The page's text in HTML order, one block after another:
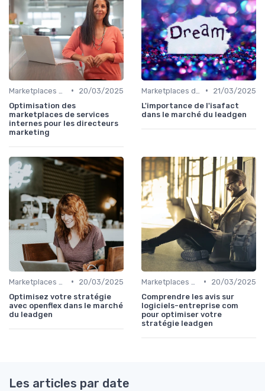
•
20/03/2025
Optimisation des
marketplaces de services
internes pour les directeurs
marketing
•
21/03/2025
L'importance de l'isafact
dans le marché du leadgen
•
20/03/2025
Optimisez votre stratégie
avec openflex dans le marché
du leadgen
•
20/03/2025
Comprendre les avis sur
logiciels-entreprise com
pour optimiser votre
stratégie leadgen
Les articles par date